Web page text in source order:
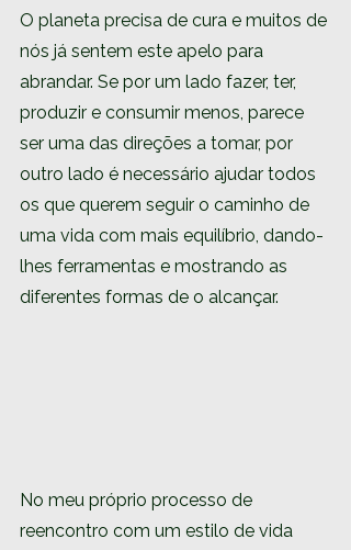
O planeta precisa de cura e muitos de
nós já sentem este apelo para
abrandar. Se por um lado fazer, ter,
produzir e consumir menos, parece
ser uma das direções a tomar, por
outro lado é necessário ajudar todos
os que querem seguir o caminho de
uma vida com mais equilíbrio, dando-
lhes ferramentas e mostrando as
diferentes formas de o alcançar.
No meu próprio processo de
reencontro com um estilo de vida